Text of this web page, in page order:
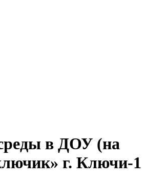
в ДОУ (на
г. Ключи-1